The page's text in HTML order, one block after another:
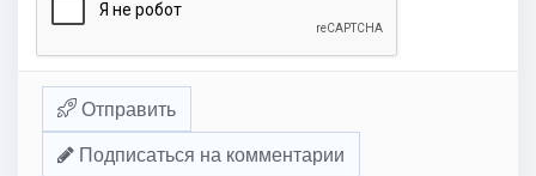
Отправить
Подписаться на комментарии